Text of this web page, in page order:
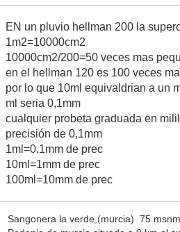
EN un pluvio hellman 200 la
1m2=10000cm2
10000cm2/200=50 veces mas
en el hellman 120 es 100 veces
por lo que 10ml equivaldrian a un
ml seria 0,1mm
cualquier probeta graduada en
precisión de 0,1mm
1ml=0.1mm de prec
10ml=1mm de prec
100ml=10mm de prec
Sangonera la verde,(murcia) 75 msnm